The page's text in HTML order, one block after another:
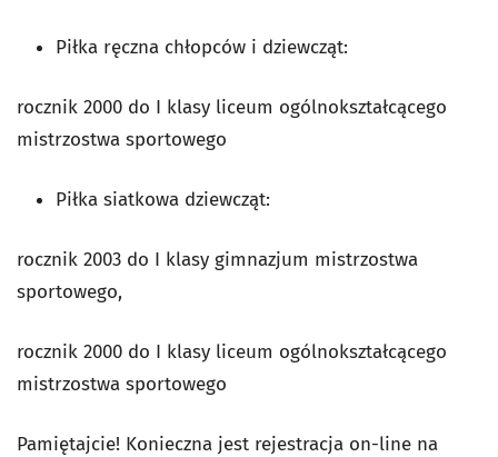
Piłka ręczna chłopców i dziewcząt:
rocznik 2000 do I klasy liceum ogólnokształcącego
mistrzostwa sportowego
Piłka siatkowa dziewcząt:
rocznik 2003 do I klasy gimnazjum mistrzostwa
sportowego,
rocznik 2000 do I klasy liceum ogólnokształcącego
mistrzostwa sportowego
Pamiętajcie! Konieczna jest rejestracja on-line na